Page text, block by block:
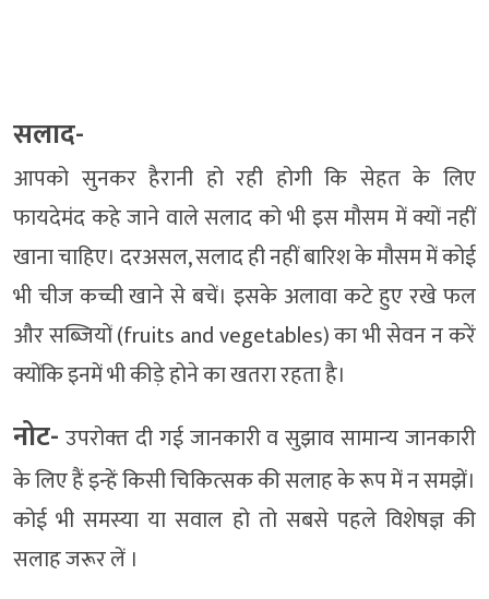
सलाद-
आपको सुनकर हैरानी हो रही होगी कि सेहत के लिए
फायदेमंद कहे जाने वाले सलाद को भी इस मौसम में क्यों नहीं
खाना चाहिए। दरअसल, सलाद ही नहीं बारिश के मौसम में कोई
भी चीज कच्ची खाने से बचें। इसके अलावा कटे हुए रखे फल
और सब्जियों (fruits and vegetables) का भी सेवन न करें
क्योंकि इनमें भी कीड़े होने का खतरा रहता है।
नोट- उपरोक्‍त दी गई जानकारी व सुझाव सामान्‍य जानकारी
के लिए हैं इन्‍हें किसी चिकित्‍सक की सलाह के रूप में न समझें।
कोई भी समस्‍या या सवाल हो तो सबसे पहले विशेषज्ञ की
सलाह जरूर लें ।